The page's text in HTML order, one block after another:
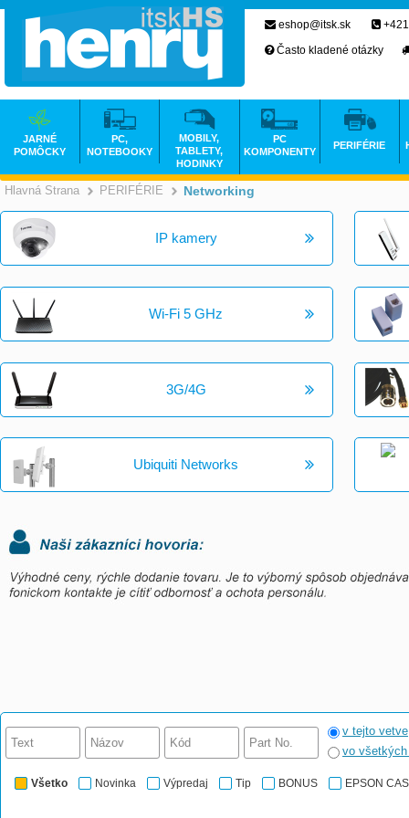
Hlavná Strana >
PERIFÉRIE >
Networking
IP kamery
Wi-Fi 5 GHz
3G/4G
Ubiquiti Networks
v tejto vetve
vo
Všetko Novinka Výpredaj Tip BONUS EPSON
eshop@itsk.sk
Často kladené otázky
JARNÉ
POMÔCKY
PC,
NOTEBOOKY
MOBILY,
TABLETY,
HODINKY
PC
KOMPONENTY
PERIFÉRIE